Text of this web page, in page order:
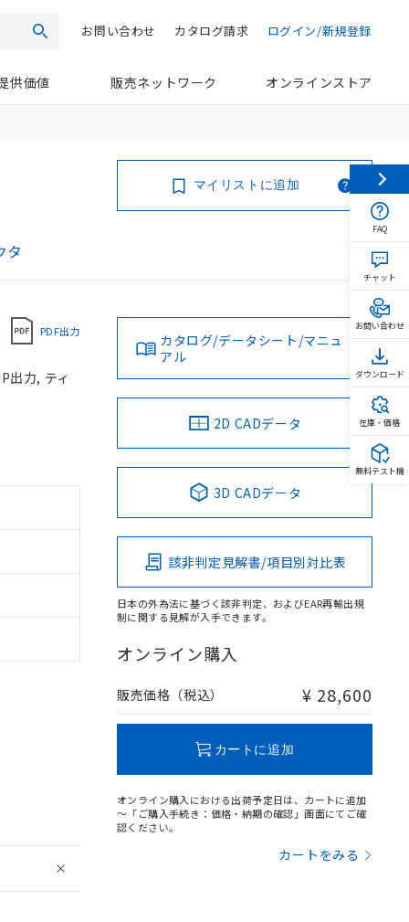
検索 ログイン/新規登録
カタログ請求
お問い合わせ
供価値 販売ネットワーク オンラインストア
タ
マイリストに追加
PDF出力
出力, ティ
カタログ/データシート/マニュ
アル
2D CADデータ
3D CADデータ
該非判定見解書/項目別対比表
日本の外為法に基づく該非判定、およびEAR再輸出規
制に関する見解が入手できます。
オンライン購入
販売価格（税込） ¥ 28,600
カートに追加
オンライン購入における出荷予定日は、カートに追加
～「ご購入手続き：価格・納期の確認」画面にてご確
認ください。
カートをみる
FAQ
チャット
お問い合わせ
ダウンロード
在庫・価格
無料テスト機